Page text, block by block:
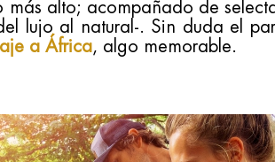
más alto; acompañado de
lujo al natural-. Sin duda el
a África, algo memorable.